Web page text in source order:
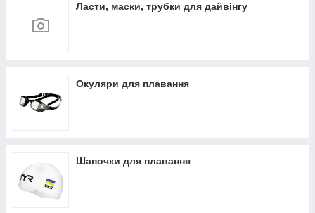
Ласти, маски, трубки для дайвінгу
Окуляри для плавання
Шапочки для плавання